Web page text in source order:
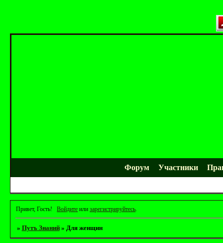
Форум Участники
Привет, Гость! Войдите илизарегистрируйтесь
» Путъ Знаний » Для женщин